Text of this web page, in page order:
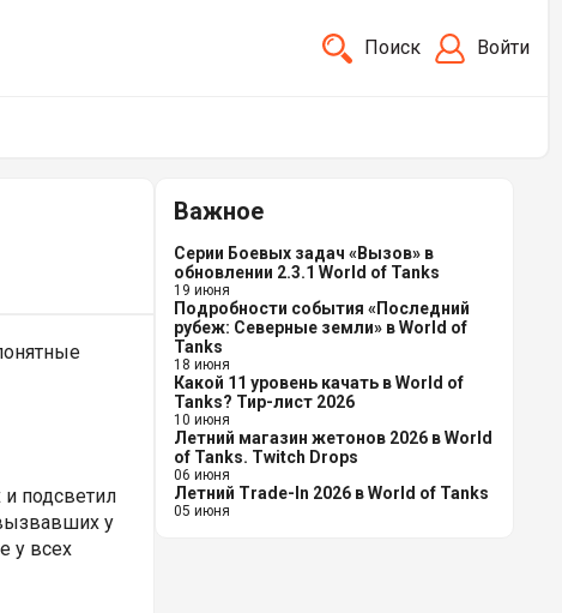
Поиск Войти
подсветил
у
у всех
Важное
Серии Боевых задач «Вызов» в
обновлении 2.3.1 World of Tanks
19 июня
Подробности события «Последний
рубеж: Северные земли» в World of
Tanks
18 июня
Какой 11 уровень качать в World of
Tanks? Тир-лист 2026
10 июня
Летний магазин жетонов 2026 в World
of Tanks. Twitch Drops
06 июня
Летний Trade-In 2026 в World of Tanks
05 июня